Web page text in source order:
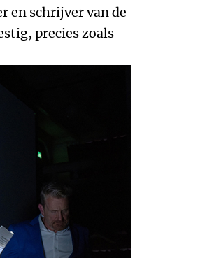
en schrijver van de
precies zoals